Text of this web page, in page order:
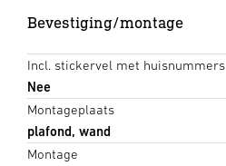
Bevestiging/montage
Incl. stickervel met huisnummers
Nee
Montageplaats
plafond, wand
Montage